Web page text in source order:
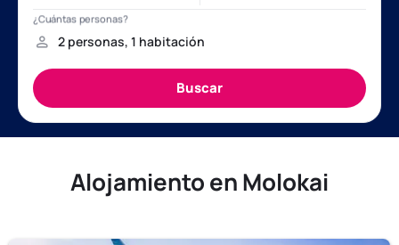
Alojamiento en Molokai